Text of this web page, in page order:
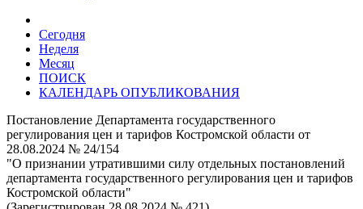
Сегодня
Неделя
Месяц
ПОИСК
КАЛЕНДАРЬ ОПУБЛИКОВАНИЯ
Постановление Департамента государственного
регулирования цен и тарифов Костромской области от
28.08.2024 № 24/154
"О признании утратившими силу отдельных постановлений
департамента государственного регулирования цен и тарифов
Костромской области"